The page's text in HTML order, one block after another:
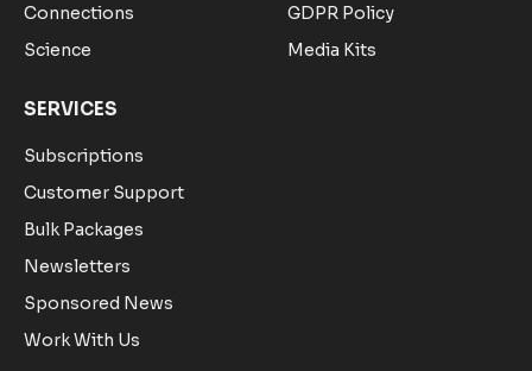
Connections
Science
GDPR Policy
Media Kits
SERVICES
Subscriptions
Customer Support
Bulk Packages
Newsletters
Sponsored News
Work With Us